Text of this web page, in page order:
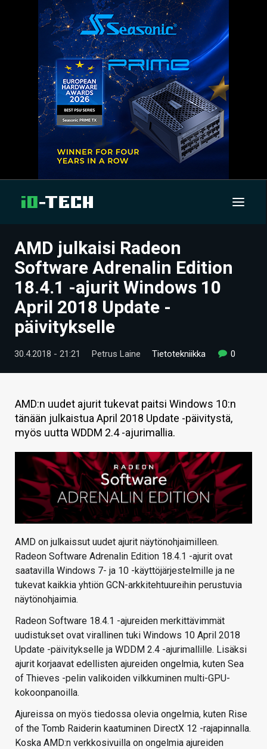
UUTISET
ARTIKKELIT
VIDEOT
TECHBBS
TIETOA
KAUPPA
VAIHDA TEEMA
HAKU
AMD julkaisi Radeon
Software Adrenalin Edition
18.4.1 -ajurit Windows 10
April 2018 Update -
päivitykselle
30.4.2018 - 21:21 Petrus Laine Tietotekniikka 0
AMD:n uudet ajurit tukevat paitsi Windows 10:n
tänään julkaistua April 2018 Update -päivitystä,
myös uutta WDDM 2.4 -ajurimallia.
AMD on julkaissut uudet ajurit näytönohjaimilleen.
Radeon Software Adrenalin Edition 18.4.1 -ajurit ovat
saatavilla Windows 7- ja 10 -käyttöjärjestelmille ja ne
tukevat kaikkia yhtiön GCN-arkkitehtuureihin perustuvia
näytönohjaimia.
Radeon Software 18.4.1 -ajureiden merkittävimmät
uudistukset ovat virallinen tuki Windows 10 April 2018
Update -päivitykselle ja WDDM 2.4 -ajurimallille. Lisäksi
ajurit korjaavat edellisten ajureiden ongelmia, kuten Sea
of Thieves -pelin valikoiden vilkkuminen multi-GPU-
kokoonpanoilla.
Ajureissa on myös tiedossa olevia ongelmia, kuten Rise
of the Tomb Raiderin kaatuminen DirectX 12 -rajapinnalla.
Koska AMD:n verkkosivuilla on ongelmia ajureiden